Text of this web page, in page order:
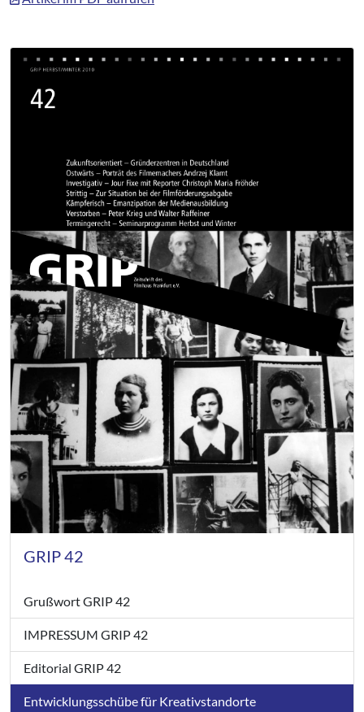
GRIP 42
Grußwort GRIP 42
IMPRESSUM GRIP 42
Editorial GRIP 42
Entwicklungsschübe für Kreativstandorte